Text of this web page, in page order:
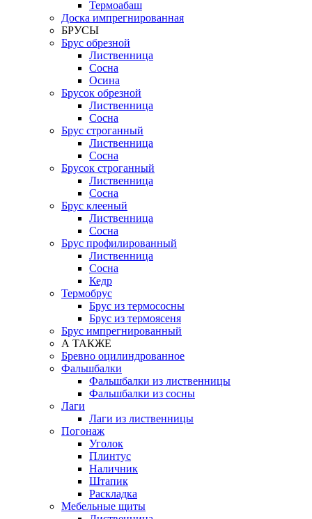
Термоабаш
Доска импрегнированная
БРУСЫ
Брус обрезной
Лиственница
Сосна
Осина
Брусок обрезной
Лиственница
Сосна
Брус строганный
Лиственница
Сосна
Брусок строганный
Лиственница
Сосна
Брус клееный
Лиственница
Сосна
Брус профилированный
Лиственница
Сосна
Кедр
Термобрус
Брус из термососны
Брус из термоясеня
Брус импрегнированный
А ТАКЖЕ
Бревно оцилиндрованное
Фальшбалки
Фальшбалки из лиственницы
Фальшбалки из сосны
Лаги
Лаги из лиственницы
Погонаж
Уголок
Плинтус
Наличник
Штапик
Раскладка
Мебельные щиты